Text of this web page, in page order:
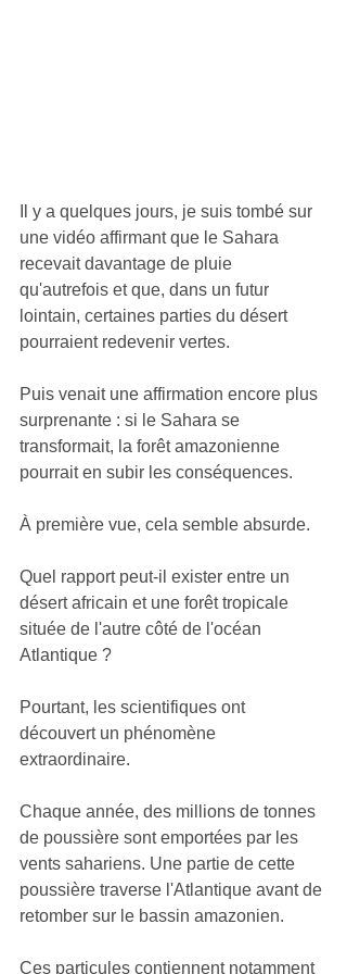
Il y a quelques jours, je suis tombé sur
une vidéo affirmant que le Sahara
recevait davantage de pluie
qu'autrefois et que, dans un futur
lointain, certaines parties du désert
pourraient redevenir vertes.
Puis venait une affirmation encore plus
surprenante : si le Sahara se
transformait, la forêt amazonienne
pourrait en subir les conséquences.
À première vue, cela semble absurde.
Quel rapport peut-il exister entre un
désert africain et une forêt tropicale
située de l'autre côté de l'océan
Atlantique ?
Pourtant, les scientifiques ont
découvert un phénomène
extraordinaire.
Chaque année, des millions de tonnes
de poussière sont emportées par les
vents sahariens. Une partie de cette
poussière traverse l'Atlantique avant de
retomber sur le bassin amazonien.
Ces particules contiennent notamment